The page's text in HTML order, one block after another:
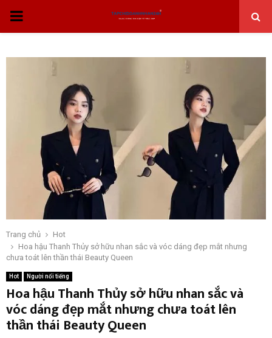
THỰC
CHÍNH
Trang chủ
Hot
Hoa hậu Thanh Thủy sở hữu nhan sắc và vóc dáng đẹp mắt nhưng
chưa toát lên thần thái Beauty Queen
Hot Người nổi tiếng
Hoa hậu Thanh Thủy sở hữu nhan sắc và
vóc dáng đẹp mắt nhưng chưa toát lên
thần thái Beauty Queen